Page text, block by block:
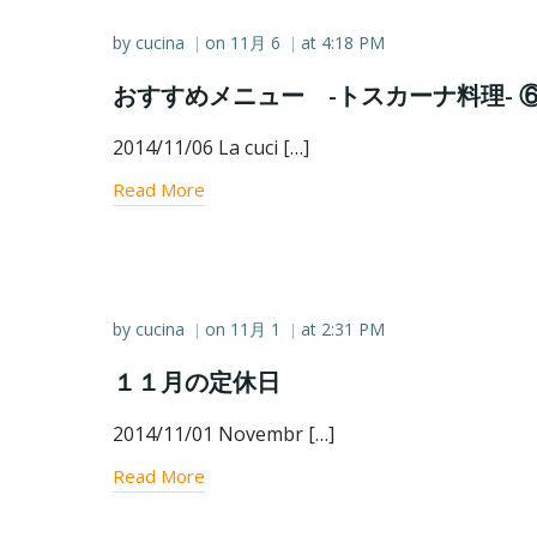
by cucina | on 11月 6 | at 4:18 PM
おすすめメニュー -トスカーナ料理-
2014/11/06 La cuci […]
Read More
by cucina | on 11月 1 | at 2:31 PM
１１月の定休日
2014/11/01 Novembr […]
Read More